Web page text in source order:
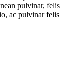
pulvinar, felis
ac pulvinar felis